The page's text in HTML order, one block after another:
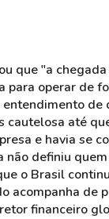
que "a
para operar de
cautelosa até
e havia se
definiu
o Brasil
acompanha de
financeiro